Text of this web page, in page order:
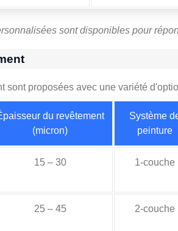
sont disponibles pour
sont proposées avec une variété
du revêtement
(micron)
Système
peinture
15 – 30 1-couche
25 – 45 2-couche